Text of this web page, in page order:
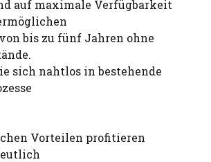
auf maximale Verfügbarkeit
bis zu fünf Jahren ohne
sich nahtlos in bestehende
Vorteilen profitieren